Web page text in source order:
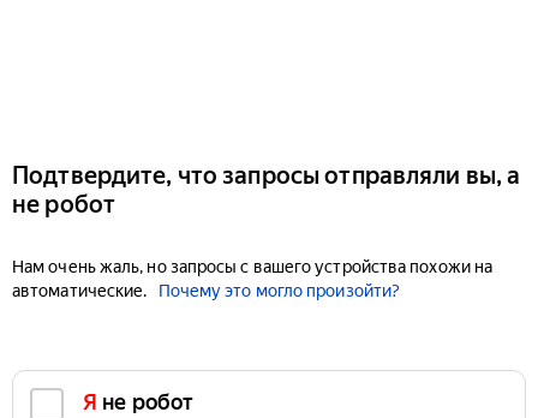
Подтвердите, что запросы отправляли вы, а
не робот
Нам очень жаль, но запросы с вашего устройства похожи на
автоматические.
Почему это могло произойти?
Я не робот